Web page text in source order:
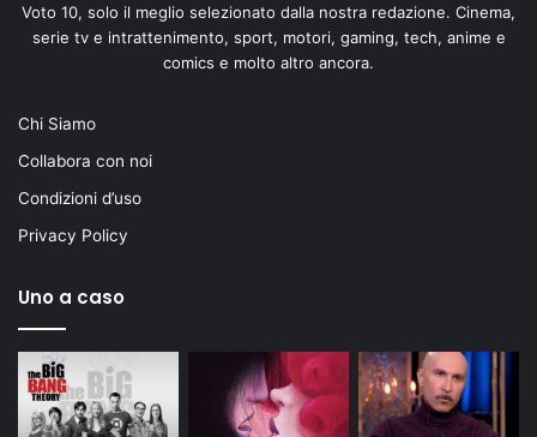
Voto 10, solo il meglio selezionato dalla nostra redazione. Cinema,
serie tv e intrattenimento, sport, motori, gaming, tech, anime e
comics e molto altro ancora.
Chi Siamo
Collabora con noi
Condizioni d’uso
Privacy Policy
Uno a caso